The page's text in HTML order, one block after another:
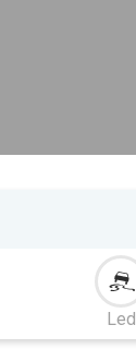
Led